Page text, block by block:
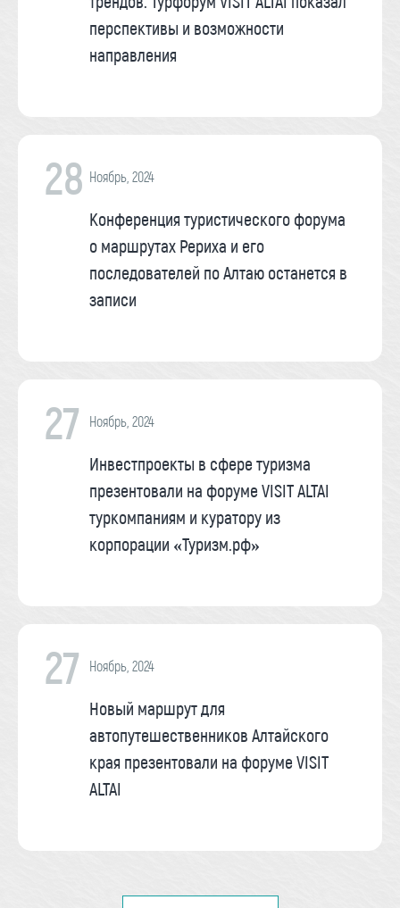
перспективы и возможности
направления
28 Ноябрь, 2024
Конференция туристического форума
о маршрутах Рериха и его
последователей по Алтаю останется в
записи
27 Ноябрь, 2024
Инвестпроекты в сфере туризма
презентовали на форуме VISIT ALTAI
туркомпаниям и куратору из
корпорации «Туризм.рф»
27 Ноябрь, 2024
Новый маршрут для
автопутешественников Алтайского
края презентовали на форуме VISIT
ALTAI